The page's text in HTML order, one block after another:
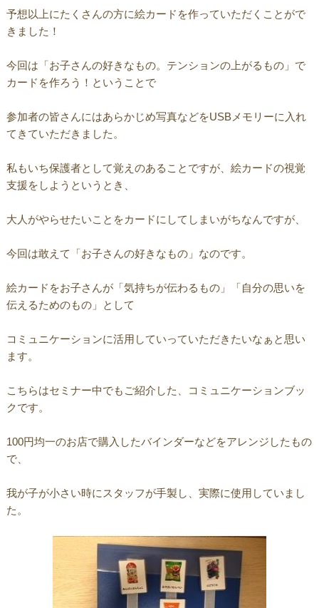
予想以上にたくさんの方に絵カードを作っていただくことがで
きました！
今回は「お子さんの好きなもの。テンションの上がるもの」で
カードを作ろう！ということで
参加者の皆さんにはあらかじめ写真などをUSBメモリーに入れ
てきていただきました。
私もいち保護者として覚えのあることですが、絵カードの視覚
支援をしようというとき、
大人がやらせたいことをカードにしてしまいがちなんですが、
今回は敢えて「お子さんの好きなもの」なのです。
絵カードをお子さんが「気持ちが伝わるもの」「自分の思いを
伝えるためのもの」として
コミュニケーションに活用していっていただきたいなぁと思い
ます。
こちらはセミナー中でもご紹介した、コミュニケーションブッ
クです。
100円均一のお店で購入したバインダーなどをアレンジしたもの
で、
我が子が小さい時にスタッフが手製し、実際に使用していまし
た。